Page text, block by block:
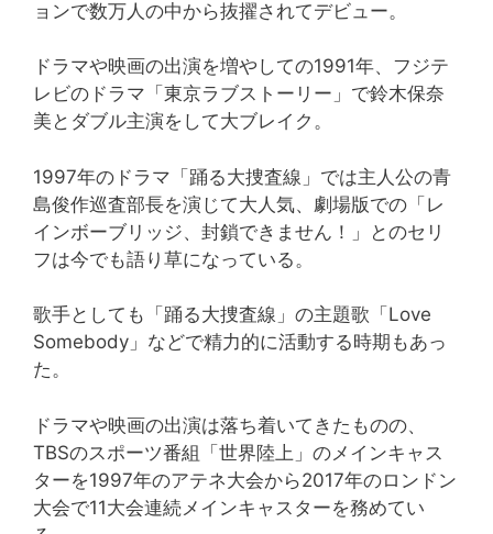
ョンで数万人の中から抜擢されてデビュー。
ドラマや映画の出演を増やしての1991年、フジテ
レビのドラマ「東京ラブストーリー」で鈴木保奈
美とダブル主演をして大ブレイク。
1997年のドラマ「踊る大捜査線」では主人公の青
島俊作巡査部長を演じて大人気、劇場版での「レ
インボーブリッジ、封鎖できません！」とのセリ
フは今でも語り草になっている。
歌手としても「踊る大捜査線」の主題歌「Love
Somebody」などで精力的に活動する時期もあっ
た。
ドラマや映画の出演は落ち着いてきたものの、
TBSのスポーツ番組「世界陸上」のメインキャス
ターを1997年のアテネ大会から2017年のロンドン
大会で11大会連続メインキャスターを務めてい